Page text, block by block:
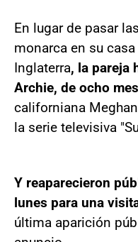
En lugar de pasar
monarca en su
Inglaterra, la pareja
Archie, de ocho
californiana
la serie televisiva
Y reaparecieron
lunes para una
última aparición